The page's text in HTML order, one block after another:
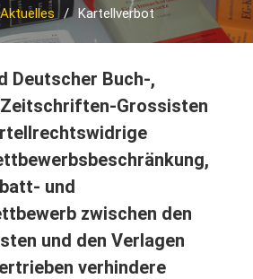
Aktuelles Kartellverbot
Deutscher Buch-,
Grossisten
und
zwischen den
und den Verlagen
verhindere